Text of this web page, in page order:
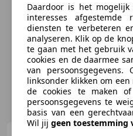
Daardoor is het
interesses
diensten te verbeteren
analyseren. Klik op de
te gaan met het gebruik
cookies en de daarmee
van
linksonder klikken om
de cookies te maken
persoonsgegevens te
basis van een
Wil jij geen toestemming